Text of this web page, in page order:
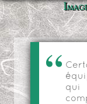
qui